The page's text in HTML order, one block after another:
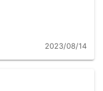
2023/08/14